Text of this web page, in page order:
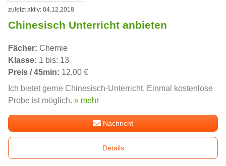
zuletzt aktiv: 04.12.2018
Chinesisch Unterricht anbieten
Fächer: Chemie
Klasse: 1 bis: 13
Preis / 45min: 12,00 €
Ich bietet gerne Chinesisch-Unterricht. Einmal kostenlose
Probe ist möglich. » mehr
Nachricht
Details